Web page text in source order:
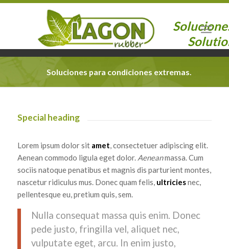
Soluciones para condiciones extremas.
Special heading
Lorem ipsum dolor sit amet, consectetuer adipiscing elit.
Aenean commodo ligula eget dolor. Aeneanmassa. Cum
sociis natoque penatibus et magnis dis parturient montes,
nascetur ridiculus mus. Donec quam felis, ultriciesnec,
pellentesque eu, pretium quis, sem.
Nulla consequat massa quis enim. Donec
pede justo, fringilla vel, aliquet nec,
vulputate eget, arcu. In enim justo,